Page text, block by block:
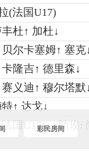
(法国U17)
杜↑ 加杜↓
尔卡塞姆↑ 塞克
隆吉↑ 德里森↓
义迪↑ 穆尔塔默
↑ 达戈↓
法国U17) - (助攻:
彩民房间